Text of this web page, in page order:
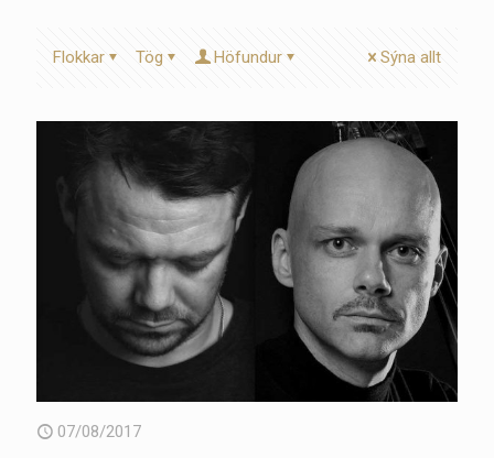
Flokkar Tög Höfundur Sýna allt
07/08/2017